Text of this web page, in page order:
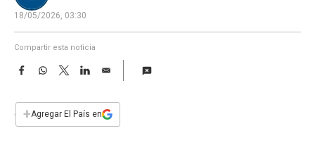
18/05/2026, 03:30
Compartir esta noticia
F
e
b
W
s
T
w
t
L
E
i
l
+Agregar El País en